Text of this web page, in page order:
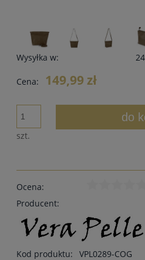
Wysyłka w:
Cena: 149,99 zł
szt.
do
Ocena:
Producent:
Kod produktu: VPL0289-COG